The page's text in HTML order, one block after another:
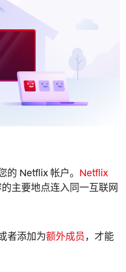
的 Netflix 帐户。 Netflix
主要地点连入同一互联网
者添加为额外成员 ，才能